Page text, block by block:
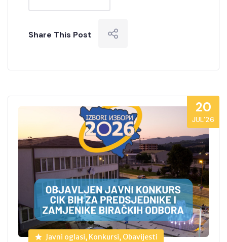
Share This Post
20
JUL’26
Javni oglasi, Konkursi, Obavijesti